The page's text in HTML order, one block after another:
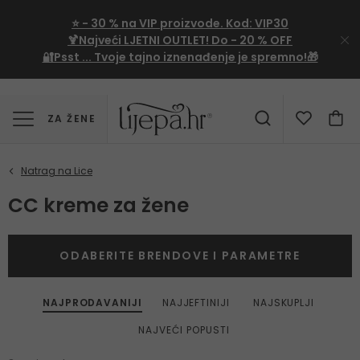
⭐ - 30 % na VIP proizvode. Kod: VIP30
🍹Najveći LJETNI OUTLET! Do - 20 % OFF
🔐Psst ... Tvoje tajno iznenađenje je spremno!🎁
ZA ŽENE
CC kreme za žene
NAJPRODAVANIJI NAJJEFTINIJI
NAJSKUPLJI
NAJVEĆI POPUSTI
ODABERITE BRENDOVE I PARAMETRE